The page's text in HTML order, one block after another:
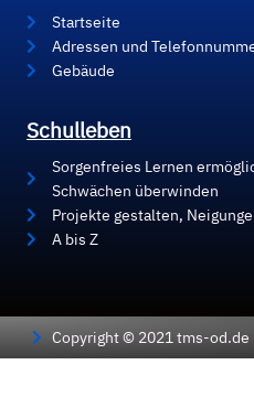
Startseite
Adressen und
Gebäude
Schulleben
Sorgenfreies Lernen
Schwächen überwinden
Projekte gestalten,
A bis Z
Copyright © 2021 tms-od.de